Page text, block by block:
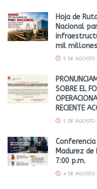
Hoja de
Nacional
mil millones
5 DE
SOBRE EL
RECIENTE
5 DE
Madurez
7:00 p.m.
4 DE